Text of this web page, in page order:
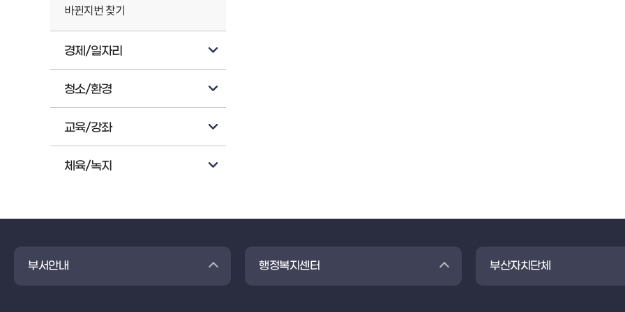
바뀐지번 찾기
경제/일자리
청소/환경
교육/강좌
체육/녹지
부서안내 행정복지센터 부산자치단체